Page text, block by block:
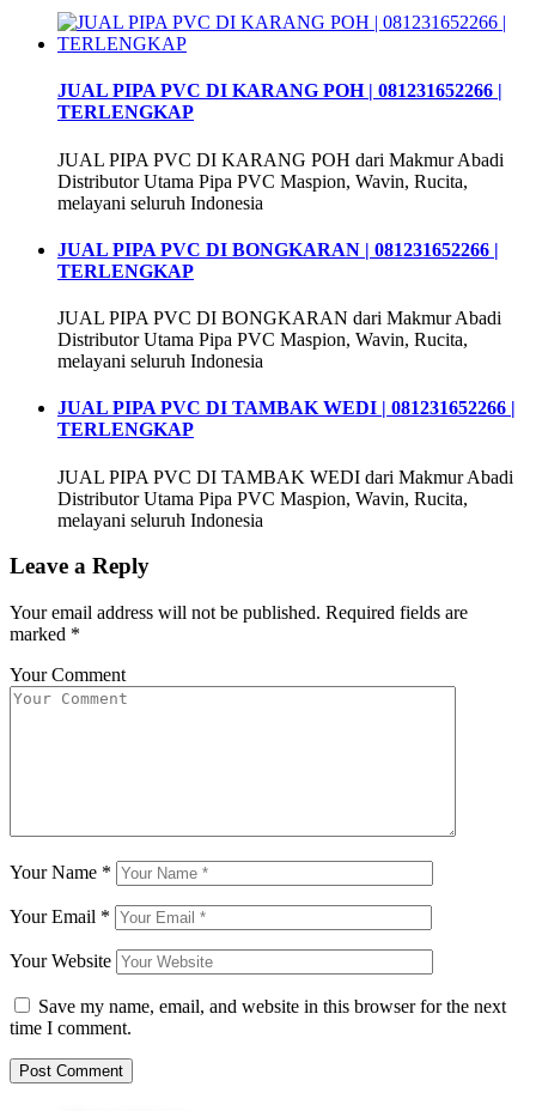
JUAL PIPA PVC DI KARANG POH | 081231652266 |
TERLENGKAP
JUAL PIPA PVC DI KARANG POH dari Makmur Abadi
Distributor Utama Pipa PVC Maspion, Wavin, Rucita,
melayani seluruh Indonesia
JUAL PIPA PVC DI BONGKARAN | 081231652266 |
TERLENGKAP
JUAL PIPA PVC DI BONGKARAN dari Makmur Abadi
Distributor Utama Pipa PVC Maspion, Wavin, Rucita,
melayani seluruh Indonesia
JUAL PIPA PVC DI TAMBAK WEDI | 081231652266 |
TERLENGKAP
JUAL PIPA PVC DI TAMBAK WEDI dari Makmur Abadi
Distributor Utama Pipa PVC Maspion, Wavin, Rucita,
melayani seluruh Indonesia
Leave a Reply
Your email address will not be published. Required fields are
marked *
Your Comment
Your Name *
Your Email *
Your Website
Save my name, email, and website in this browser for the next
time I comment.